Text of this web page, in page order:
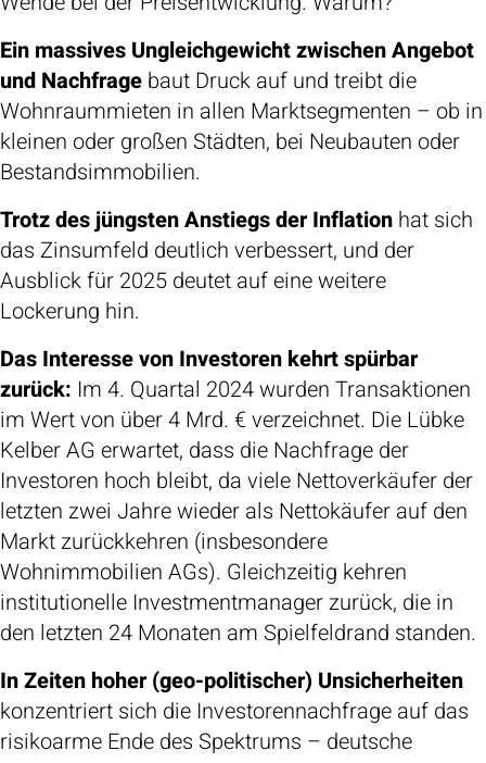
Ein massives Ungleichgewicht zwischen Angebot
und Nachfrage baut Druck auf und treibt die
Wohnraummieten in allen Marktsegmenten – ob in
kleinen oder großen Städten, bei Neubauten oder
Bestandsimmobilien.
Trotz des jüngsten Anstiegs der Inflation hat sich
das Zinsumfeld deutlich verbessert, und der
Ausblick für 2025 deutet auf eine weitere
Lockerung hin.
Das Interesse von Investoren kehrt spürbar
zurück: Im 4. Quartal 2024 wurden Transaktionen
im Wert von über 4 Mrd. € verzeichnet. Die Lübke
Kelber AG erwartet, dass die Nachfrage der
Investoren hoch bleibt, da viele Nettoverkäufer der
letzten zwei Jahre wieder als Nettokäufer auf den
Markt zurückkehren (insbesondere
Wohnimmobilien AGs). Gleichzeitig kehren
institutionelle Investmentmanager zurück, die in
den letzten 24 Monaten am Spielfeldrand standen.
In Zeiten hoher (geo-politischer) Unsicherheiten
konzentriert sich die Investorennachfrage auf das
risikoarme Ende des Spektrums – deutsche